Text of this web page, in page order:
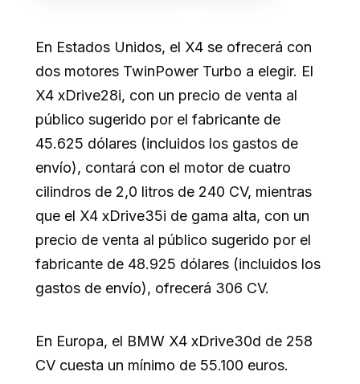
En Estados Unidos, el X4 se ofrecerá con
dos motores TwinPower Turbo a elegir. El
X4 xDrive28i, con un precio de venta al
público sugerido por el fabricante de
45.625 dólares (incluidos los gastos de
envío), contará con el motor de cuatro
cilindros de 2,0 litros de 240 CV, mientras
que el X4 xDrive35i de gama alta, con un
precio de venta al público sugerido por el
fabricante de 48.925 dólares (incluidos los
gastos de envío), ofrecerá 306 CV.
En Europa, el BMW X4 xDrive30d de 258
CV cuesta un mínimo de 55.100 euros.